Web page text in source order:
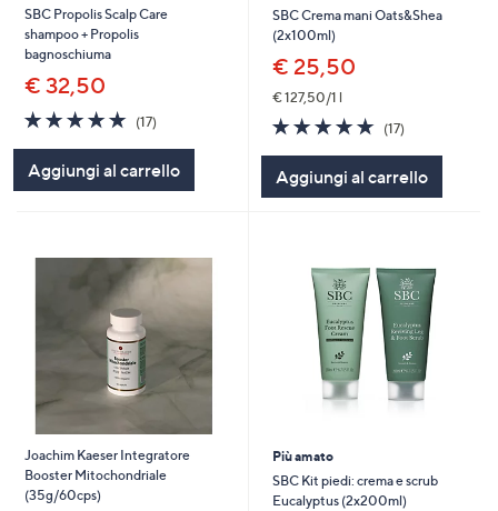
SBC Propolis Scalp Care
shampoo + Propolis
bagnoschiuma
€ 32,50
4.8
of
Stars
(17)
Aggiungi al carrello
SBC Crema mani Oats&Shea
(2x100ml)
€ 25,50
€ 127,50/1 l
4.7
of
5
Stars
(17)
Aggiungi al carrello
Joachim Kaeser Integratore
Booster Mitochondriale
(35g/60cps)
Più amato
SBC Kit piedi: crema e scrub
Eucalyptus (2x200ml)